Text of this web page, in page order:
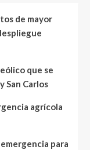
de mayor
que se
San Carlos
agrícola
para